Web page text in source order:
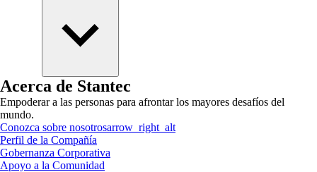
Acerca de Stantec
Empoderar a las personas para afrontar los mayores desafíos del
mundo.
Conozca sobre nosotrosarrow_right_alt
Perfil de la Compañía
Gobernanza Corporativa
Apoyo a la Comunidad